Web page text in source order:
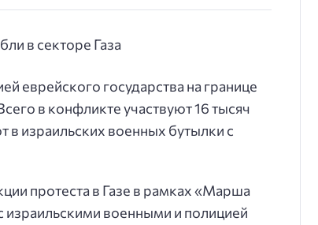
еврейского государства на границе
в конфликте участвуют 16 тысяч
израильских военных бутылки с
протеста в Газе в рамках «Марша
военными и полицией